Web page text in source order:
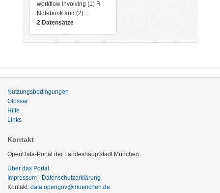
workflow involving (1) R
Notebook and (2)...
2 Datensätze
Nutzungsbedingungen
Glossar
Hilfe
Links
Kontakt
OpenData-Portal der Landeshauptstadt München
Über das Portal
Impressum - Datenschutzerklärung
Kontakt: data.opengov@muenchen.de